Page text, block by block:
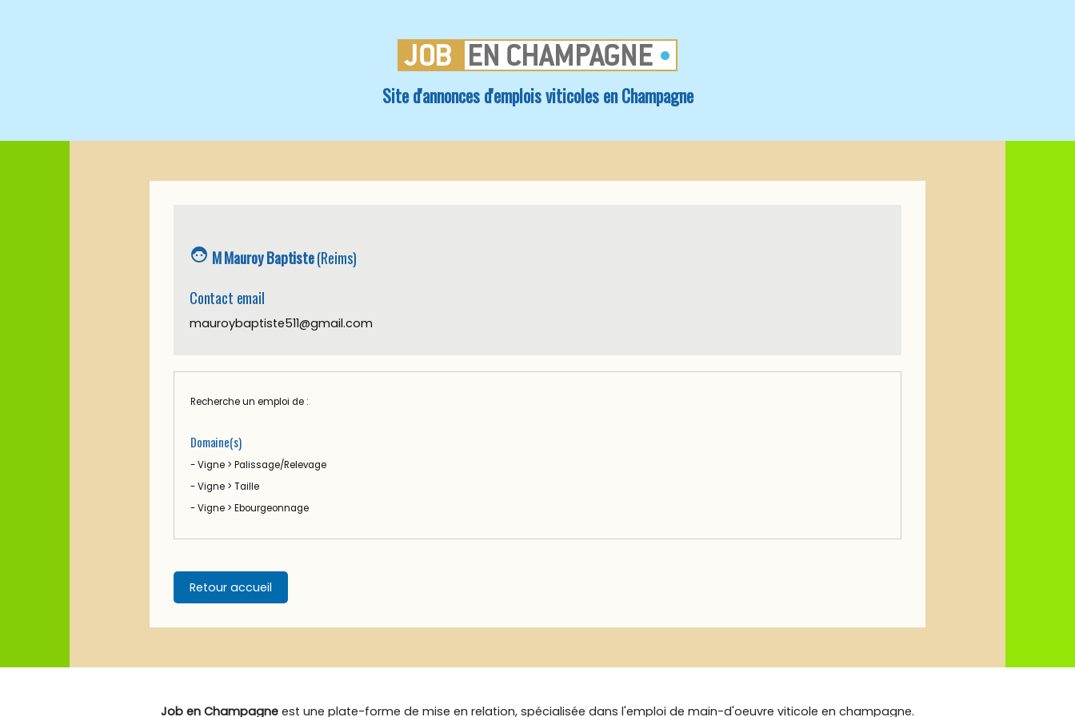
Site d'annonces d'emplois viticoles en Champagne
face_6 M Mauroy Baptiste(Reims)
Contact email
mauroybaptiste511@gmail.com
Recherche un emploi de :
Domaine(s)
- Vigne > Palissage/Relevage
- Vigne > Taille
- Vigne > Ebourgeonnage
Retour accueil
Job en Champagne est une plate-forme de mise en relation, spécialisée dans l'emploi de main-d'oeuvre viticole en champagne.